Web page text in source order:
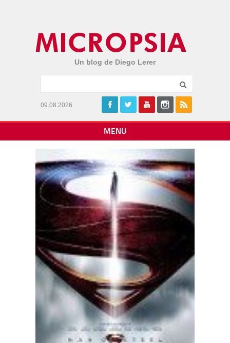
Un blog de Diego Lerer
09.08.2026
MENU